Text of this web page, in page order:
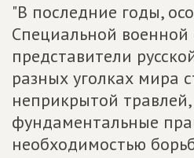
"В последние годы,
Специальной
представители
разных уголках мира
неприкрытой
фундаментальные
необходимостью